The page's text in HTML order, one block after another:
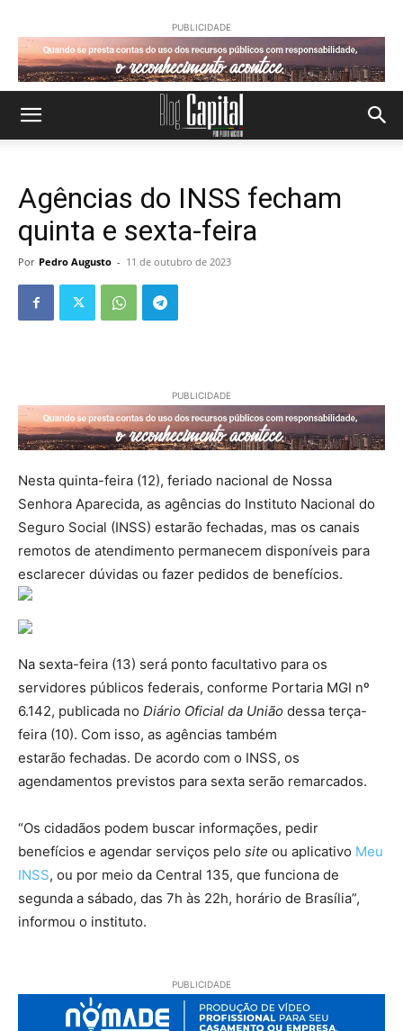
PUBLICIDADE
Agências do INSS fecham
quinta e sexta-feira
Por Pedro Augusto - 11 de outubro de 2023
PUBLICIDADE
Nesta quinta-feira (12), feriado nacional de Nossa
Senhora Aparecida, as agências do Instituto Nacional do
Seguro Social (INSS) estarão fechadas, mas os canais
remotos de atendimento permanecem disponíveis para
esclarecer dúvidas ou fazer pedidos de benefícios.
Na sexta-feira (13) será ponto facultativo para os
servidores públicos federais, conforme Portaria MGI nº
6.142, publicada no Diário Oficial da União dessa terça-
feira (10). Com isso, as agências também
estarão fechadas. De acordo com o INSS, os
agendamentos previstos para sexta serão remarcados.
“Os cidadãos podem buscar informações, pedir
benefícios e agendar serviços pelo site ou aplicativo Meu
INSS, ou por meio da Central 135, que funciona de
segunda a sábado, das 7h às 22h, horário de Brasília”,
informou o instituto.
PUBLICIDADE